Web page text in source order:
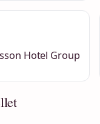
Hotel Group